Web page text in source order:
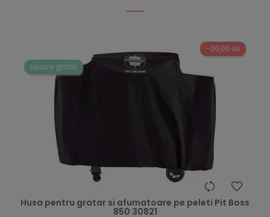
-30,00 lei
Livrare gratis
Husa pentru gratar si afumatoare pe peleti Pit Boss
850 30821